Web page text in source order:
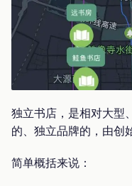
独立书店，是相对大型
的、独立品牌的，由创
简单概括来说：